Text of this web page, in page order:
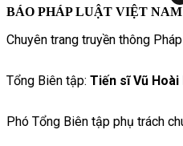
BÁO PHÁP LUẬT VIỆT NAM
Chuyên trang truyền thông
Tổng Biên tập: Tiến sĩ Vũ Hoài
Phó Tổng Biên tập phụ trách